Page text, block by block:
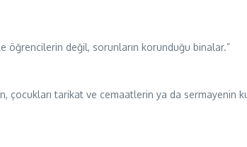
öğrencilerin değil, sorunların korunduğu binalar.”
tarikat ve cemaatlerin ya da sermayenin